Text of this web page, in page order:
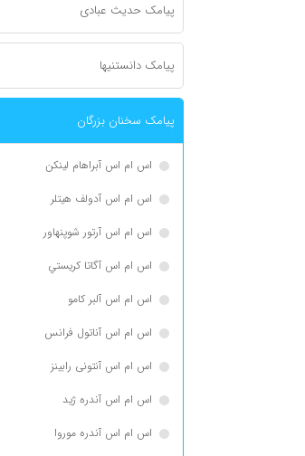
پیامک حدیث عبادی
پیامک دانستنیها
پیامک سخنان بزرگان
اس ام اس آبراهام لینکن
اس ام اس آدولف هیتلر
اس ام اس آرتور شوپنهاور
اس ام اس آگاتا كريستي
اس ام اس آلبر کامو
اس ام اس آناتول فرانس
اس ام اس آنتونی رابینز
اس ام اس آندره ژید
اس ام اس آندره موروا